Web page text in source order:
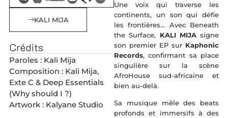
KALI MIJA
Crédits
Paroles : Kali Mija
Composition : Kali Mija,
Exte C & Deep Essentials
(Why should I ?)
Artwork : Kalyane Studio
Une voix qui traverse les
continents, un son qui défie
les frontières… Avec Beneath
the Surface, KALI MIJAsigne
son premier EP sur Kaphonic
Records, confirmant sa place
singulière sur la scène
AfroHouse sud-africaine et
bien au-delà.
Sa musique mêle des beats
profonds et immersifs à des